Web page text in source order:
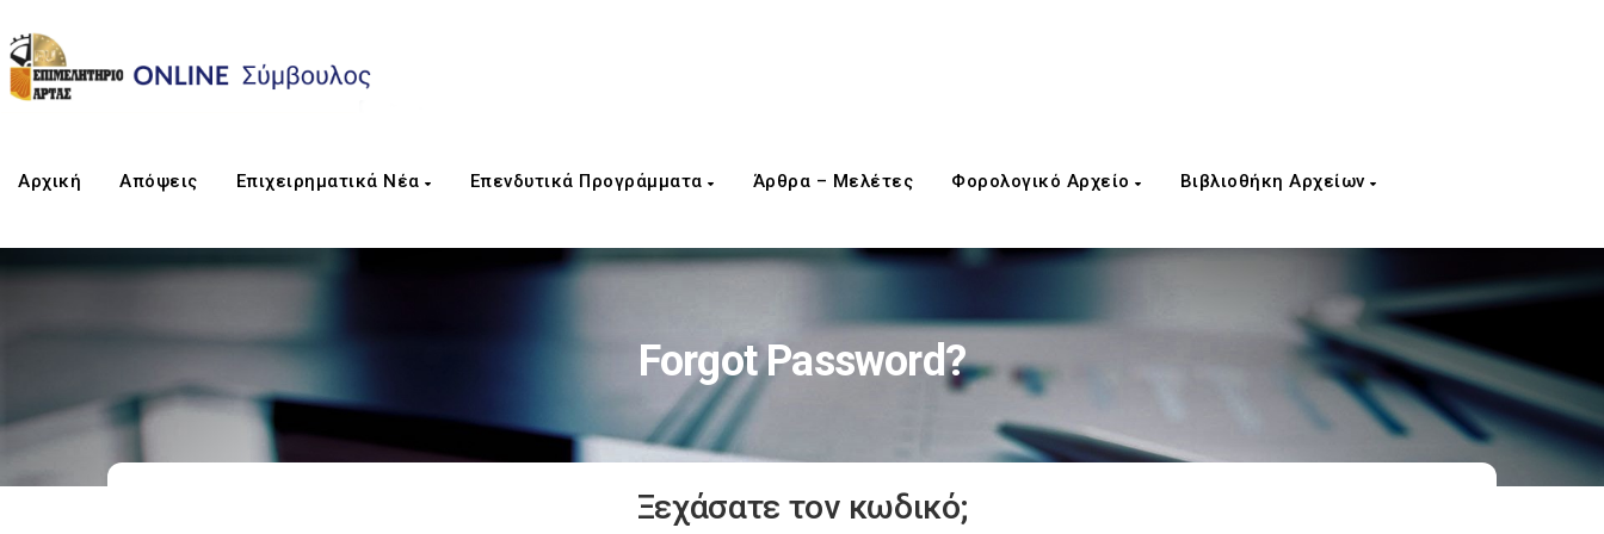
Αρχική Απόψεις Επιχειρηματικά Νέα Επενδυτικά Προγράμματα Άρθρα – Μελέτες Φορολογικό Αρχείο Βιβλιοθήκη Αρχείων
Forgot Password?
Ξεχάσατε τον κωδικό;